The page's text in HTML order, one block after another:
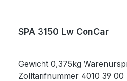
SPA 3150 Lw ConCar
Gewicht 0,375kg
Zolltarifnummer 4010 39 00